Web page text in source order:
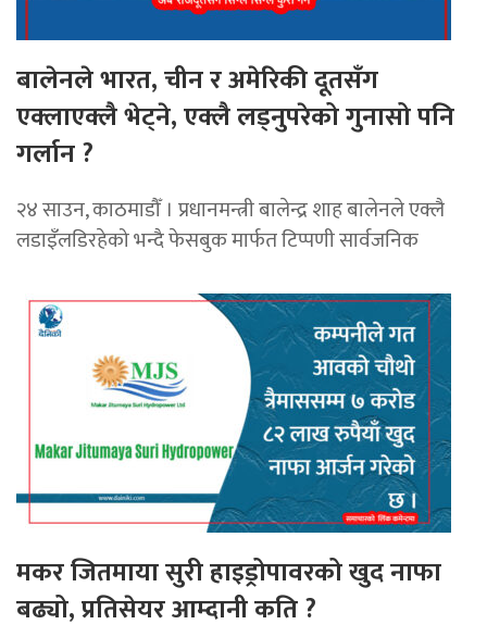
बालेनले भारत, चीन र अमेरिकी दूतसँग
एक्लाएक्लै भेट्ने, एक्लै लड्नुपरेको गुनासो पनि
गर्लान ?
२४ साउन, काठमाडौँ । प्रधानमन्त्री बालेन्द्र शाह बालेनले एक्लै
लडाइँलडिरहेको भन्दै फेसबुक मार्फत टिप्पणी सार्वजनिक
मकर जितमाया सुरी हाइड्रोपावरको खुद नाफा
बढ्यो, प्रतिसेयर आम्दानी कति ?